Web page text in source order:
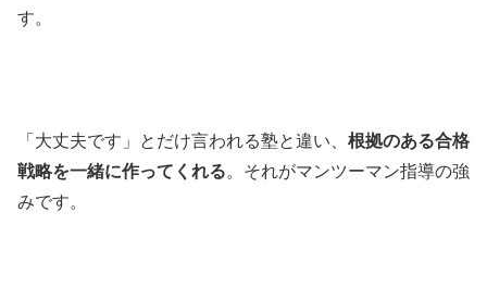
す。
「大丈夫です」とだけ言われる塾と違い、 根拠のある合格
戦略を一緒に作ってくれる。それがマンツーマン指導の強
みです。